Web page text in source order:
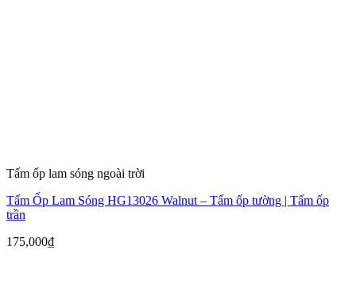
Tấm ốp lam sóng ngoài trời
Tấm Ốp Lam Sóng HG13026 Walnut – Tấm ốp tường | Tấm ốp
trần
175,000₫